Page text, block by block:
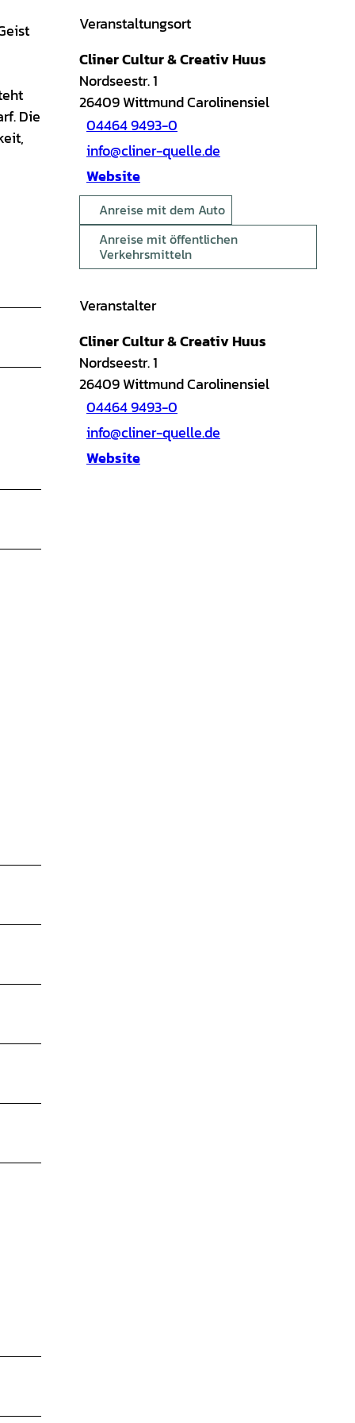
Die
Veranstaltungsort
Cliner Cultur & Creativ Huus
Nordseestr. 1
26409Wittmund Carolinensiel
04464 9493-0
info@cliner-quelle.de
Website
Anreise mit dem Auto
Anreise mit öffentlichen
Verkehrsmitteln
Veranstalter
Cliner Cultur & Creativ Huus
Nordseestr. 1
26409Wittmund Carolinensiel
04464 9493-0
info@cliner-quelle.de
Website